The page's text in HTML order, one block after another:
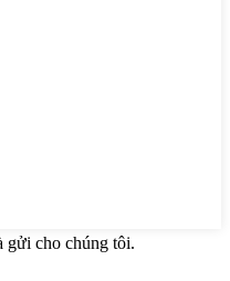
gửi cho chúng tôi.